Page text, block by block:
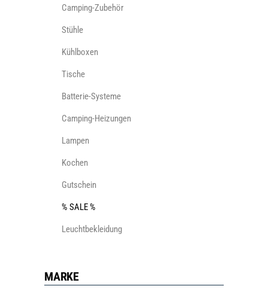
Camping-Zubehör
Stühle
Kühlboxen
Tische
Batterie-Systeme
Camping-Heizungen
Lampen
Kochen
Gutschein
% SALE %
Leuchtbekleidung
MARKE